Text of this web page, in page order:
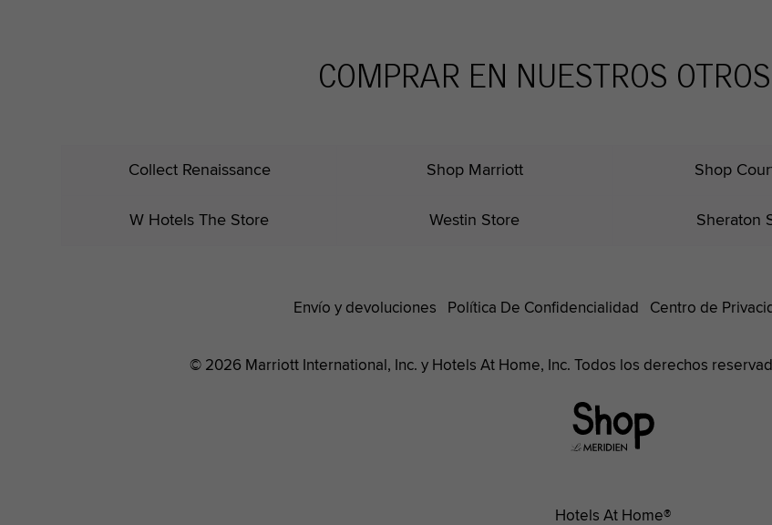
COMPRAR EN NUESTROS
Collect Renaissance Shop Marriott Shop
W Hotels The Store Westin Store Sheraton
Envío y devoluciones Política De Confidencialidad Centro de
© 2026 Marriott International, Inc. y Hotels At Home, Inc. Todos los derechos
Le
Méridien
Hotels At Home®